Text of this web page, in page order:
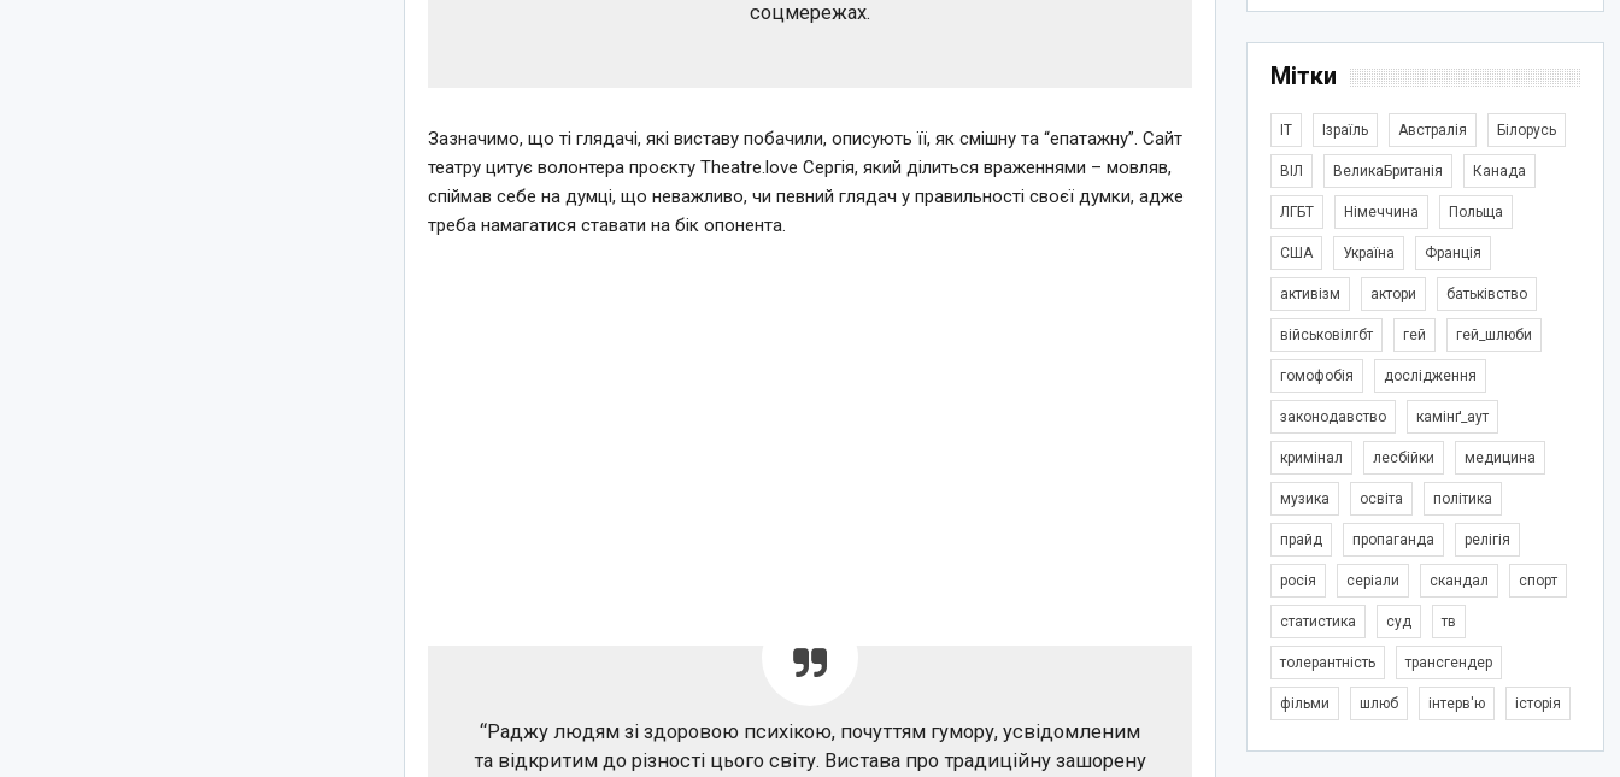
соцмережах.
Зазначимо, що ті глядачі, які виставу побачили, описують її, як смішну та “епатажну”. Сайт
театру цитує волонтера проєкту Theatre.love Сергія, який ділиться враженнями – мовляв,
спіймав себе на думці, що неважливо, чи певний глядач у правильності своєї думки, адже
треба намагатися ставати на бік опонента.
“Раджу людям зі здоровою психікою, почуттям гумору, усвідомленим
та відкритим до різності цього світу. Вистава про традиційну зашорену
Мітки
IT Ізраїль Австралія Білорусь
ВІЛ ВеликаБританія Канада
ЛГБТ Німеччина Польща
США Україна Франція
активізм актори батьківство
військовілгбт гей гей_шлюби
гомофобія дослідження
законодавство камінґ_аут
кримінал лесбійки медицина
музика освіта політика
прайд пропаганда релігія
росія серіали скандал спорт
статистика суд тв
толерантність трансгендер
фільми шлюб інтерв'ю історія